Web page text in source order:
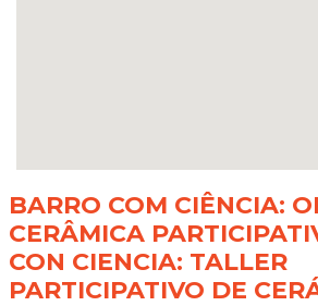
BARRO COM CIÊNCIA:
CERÂMICA
CON CIENCIA: TALLER
PARTICIPATIVO DE